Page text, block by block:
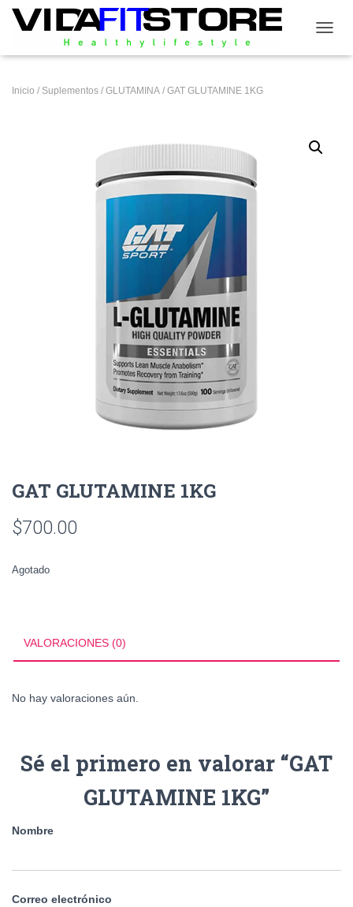
Inicio / Suplementos / GLUTAMINA / GAT GLUTAMINE 1KG
GAT GLUTAMINE 1KG
$700.00
Agotado
VALORACIONES (0)
No hay valoraciones aún.
Sé el primero en valorar “GAT
GLUTAMINE 1KG”
Nombre
Correo electrónico